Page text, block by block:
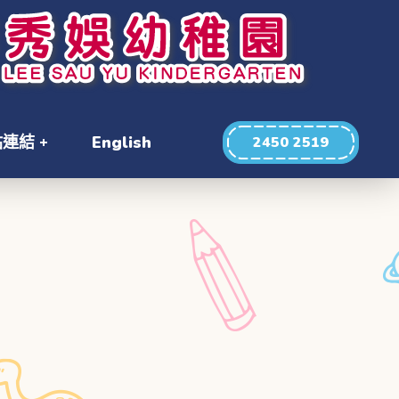
結 English 2450 2519